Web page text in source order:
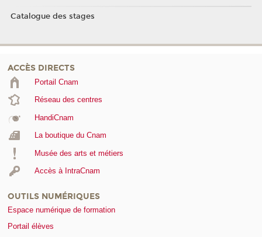
Catalogue des stages
ACCÈS DIRECTS
Portail Cnam
Réseau des centres
HandiCnam
La boutique du Cnam
Musée des arts et métiers
Accès à IntraCnam
OUTILS NUMÉRIQUES
Espace numérique de formation
Portail élèves